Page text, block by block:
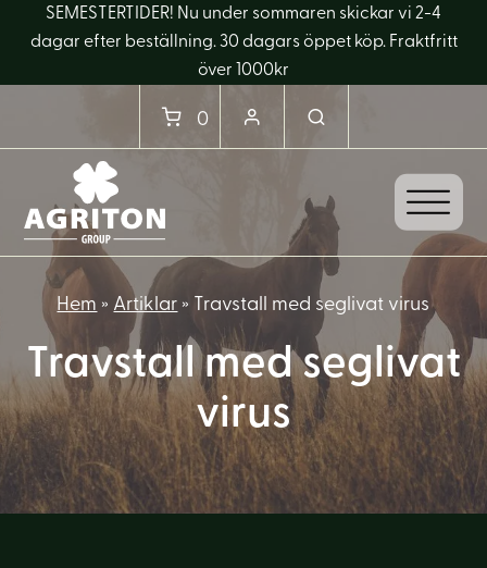
SEMESTERTIDER! Nu under sommaren skickar vi 2-4
dagar efter beställning. 30 dagars öppet köp. Fraktfritt
över 1000kr
0
Hem » Artiklar » Travstall med seglivat virus
Travstall med seglivat
virus